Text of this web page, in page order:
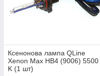
Ксенонова лампа QLine
Xenon Max HB4 (9006) 5500
K (1 шт)